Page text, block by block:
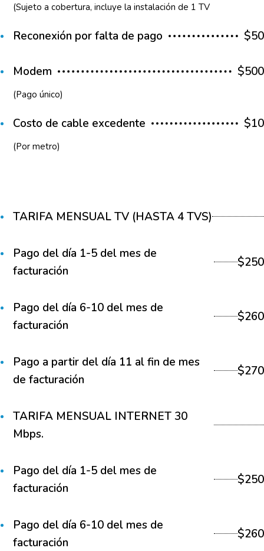
(Sujeto a cobertura, incluye la instalación de 1 TV
Reconexión por falta de pago $50
Modem $500
(Pago único)
Costo de cable excedente $10
(Por metro)
TARIFA MENSUAL TV (HASTA 4 TVS)
Pago del día 1-5 del mes de
facturación
$250
Pago del día 6-10 del mes de
facturación
$260
Pago a partir del día 11 al fin de mes
de facturación
$270
TARIFA MENSUAL INTERNET 30
Mbps.
Pago del día 1-5 del mes de
facturación
$250
Pago del día 6-10 del mes de
facturación
$260